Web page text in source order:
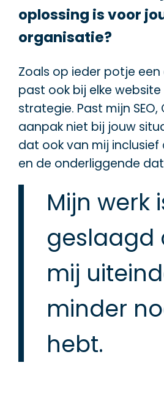
oplossing is voor
organisatie?
Zoals op ieder potje
past ook bij elke website
strategie. Past mijn SEO,
aanpak niet bij jouw
dat ook van mij
en de onderliggende
Mijn werk
geslaagd
mij
minder
hebt.